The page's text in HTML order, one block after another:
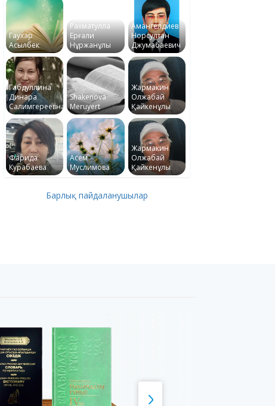
Гаухар
Асылбек
Рахматулла
Ерғали
Нұржанұлы
Амангелдиев
Норсултан
Джумабаевич
Габдуллина
Динара
Салимгереевна
Shakenova
Meruyert
Жармакин
Олжабай
Қайкенұлы
Фарида
Курабаева
Асем
Муслимова
Жармакин
Олжабай
Қайкенұлы
Барлық пайдаланушылар